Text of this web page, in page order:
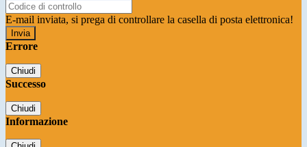
E-mail inviata, si prega di controllare la casella di posta elettronica!
Errore
Chiudi
Successo
Chiudi
Informazione